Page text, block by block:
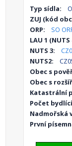
Typ sídla:
ZUJ (kód
ORP:
SO
LAU 1 (NUTS
NUTS 3:
NUTS2:
Obec s
Obec s
Katastrální
Počet
Nadmořská
První